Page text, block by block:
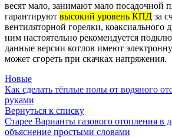
весят мало, занимают мало посадочной
гарантируют высокий уровень КПД за
вентиляторной горелки,
ним настоятельно рекомендуется
данные версии котлов имеют
может сгореть при скачках напряжения.
Новые
Как сделать тёплые полы от водяного
руками
Вернуться к списку
Старее Варианты газового отопления в
объяснение простыми словами